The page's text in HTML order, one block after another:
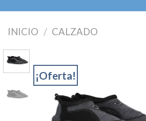
INICIO / CALZADO
¡Oferta!